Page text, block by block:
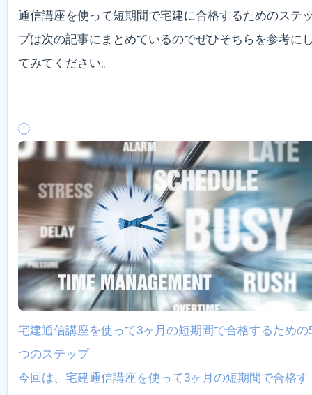
通信講座を使って短期間で宅建に合格するためのステ
プは次の記事にまとめているのでぜひそちらを参考に
てみてください。
宅建通信講座を使って3ヶ月の短期間で合格するための
つのステップ
今回は、宅建通信講座を使って3ヶ月の短期間で合格す